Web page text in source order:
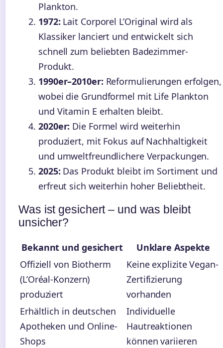
Plankton.
1972: Lait Corporel L’Original wird als
Klassiker lanciert und entwickelt sich
schnell zum beliebten Badezimmer-
Produkt.
1990er–2010er: Reformulierungen erfolgen,
wobei die Grundformel mit Life Plankton
und Vitamin E erhalten bleibt.
2020er: Die Formel wird weiterhin
produziert, mit Fokus auf Nachhaltigkeit
und umweltfreundlichere Verpackungen.
2025: Das Produkt bleibt im Sortiment und
erfreut sich weiterhin hoher Beliebtheit.
Was ist gesichert – und was bleibt
unsicher?
Bekannt und gesichert
Unklare Aspekte
Offiziell von Biotherm
(L’Oréal-Konzern)
produziert
Keine explizite Vegan-
Zertifizierung
vorhanden
Erhältlich in deutschen
Apotheken und Online-
Shops
Individuelle
Hautreaktionen
können variieren